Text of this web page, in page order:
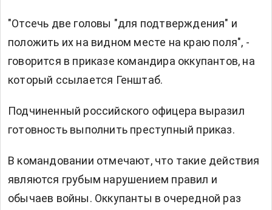
"Отсечь две головы "для подтверждения" и
положить их на видном месте на краю поля", -
говорится в приказе командира оккупантов, на
который ссылается Генштаб.
Подчиненный российского офицера выразил
готовность выполнить преступный приказ.
В командовании отмечают, что такие действия
являются грубым нарушением правил и
обычаев войны. Оккупанты в очередной раз